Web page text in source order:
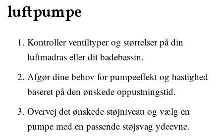
luftpumpe
Kontroller ventiltyper og størrelser på din
luftmadras eller dit badebassin.
Afgør dine behov for pumpeeffekt og hastighed
baseret på den ønskede oppustningstid.
Overvej det ønskede støjniveau og vælg en
pumpe med en passende støjsvag ydeevne.